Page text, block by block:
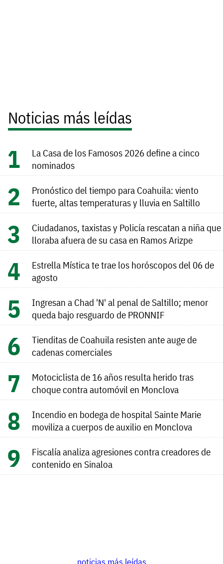
Noticias más leídas
La Casa de los Famosos 2026 define a cinco
nominados
Pronóstico del tiempo para Coahuila: viento
fuerte, altas temperaturas y lluvia en Saltillo
Ciudadanos, taxistas y Policía rescatan a niña que
lloraba afuera de su casa en Ramos Arizpe
Estrella Mística te trae los horóscopos del 06 de
agosto
Ingresan a Chad 'N' al penal de Saltillo; menor
queda bajo resguardo de PRONNIF
Tienditas de Coahuila resisten ante auge de
cadenas comerciales
Motociclista de 16 años resulta herido tras
choque contra automóvil en Monclova
Incendio en bodega de hospital Sainte Marie
moviliza a cuerpos de auxilio en Monclova
Fiscalía analiza agresiones contra creadores de
contenido en Sinaloa